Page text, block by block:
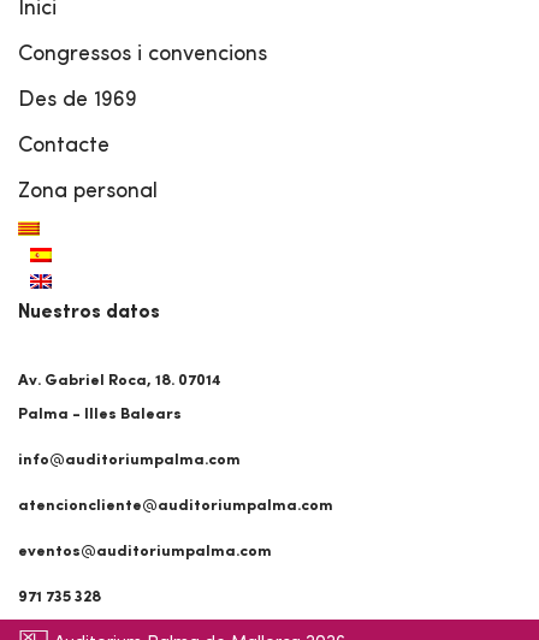
Inici
Congressos i convencions
Des de 1969
Contacte
Zona personal
Nuestros datos
Av. Gabriel Roca, 18. 07014
Palma - Illes Balears
info@auditoriumpalma.com
atencioncliente@auditoriumpalma.com
eventos@auditoriumpalma.com
971 735 328